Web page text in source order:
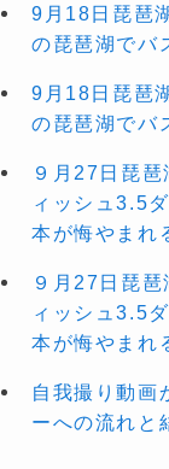
9月18日琵琶
の琵琶湖でバ
9月18日琵琶
の琵琶湖でバ
９月27日琵
ィッシュ3.5
本が悔やまれ
９月27日琵
ィッシュ3.5
本が悔やまれ
自我撮り動画
ーへの流れと